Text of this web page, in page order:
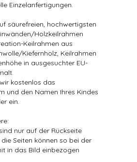
Einzelanfertigungen.
säurefreien, hochwertigsten
Holzkeilrahmen
Keilrahmen aus
Kiefernholz, Keilrahmen
in ausgesuchter EU-
kostenlos das
und den Namen Ihres Kindes
ein.
nur auf der Rückseite
Seiten können so bei der
in das Bild einbezogen